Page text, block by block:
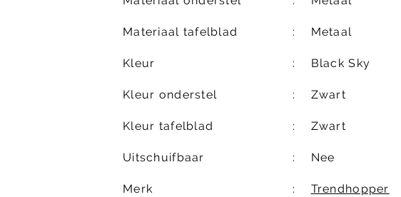
Materiaal tafelblad Metaal
Kleur Black Sky
Kleur onderstel Zwart
Kleur tafelblad Zwart
Uitschuifbaar Nee
Merk Trendhopper